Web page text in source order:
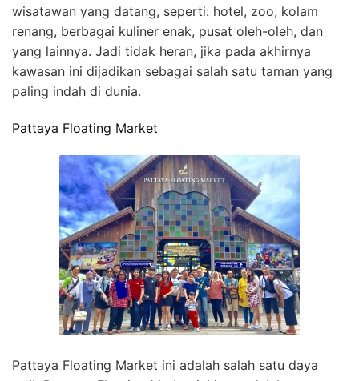
wisatawan yang datang, seperti: hotel, zoo, kolam
renang, berbagai kuliner enak, pusat oleh-oleh, dan
yang lainnya. Jadi tidak heran, jika pada akhirnya
kawasan ini dijadikan sebagai salah satu taman yang
paling indah di dunia.
Pattaya Floating Market
Pattaya Floating Market ini adalah salah satu daya